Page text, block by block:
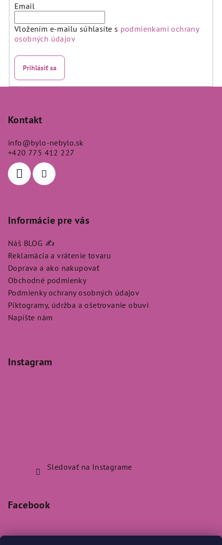
Email
Vložením e-mailu súhlasíte s podmienkami ochrany
osobných údajov
Prihlásiť sa
Kontakt
info@bylo-nebylo.sk
+420 775 412 227
Informácie pre vás
Náš BLOG ✍️
Reklamácia a vrátenie tovaru
Doprava a ako nakupovať
Obchodné podmienky
Podmienky ochrany osobných údajov
Piktogramy, údržba a ošetrovanie obuvi
Napíšte nám
Instagram
Sledovať na Instagrame
Facebook